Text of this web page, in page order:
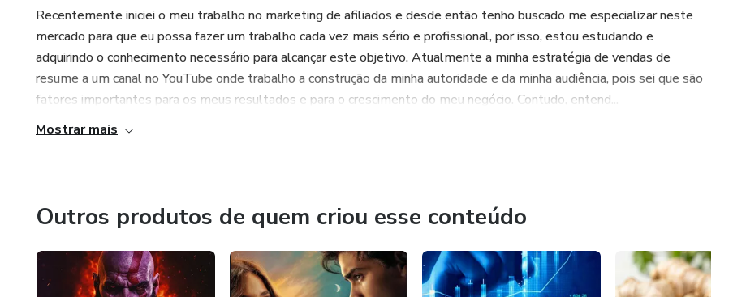
Recentemente iniciei o meu trabalho no marketing de afiliados e desde então tenho buscado me especializar neste
mercado para que eu possa fazer um trabalho cada vez mais sério e profissional, por isso, estou estudando e
adquirindo o conhecimento necessário para alcançar este objetivo. Atualmente a minha estratégia de vendas de
resume a um canal no YouTube onde trabalho a construção da minha autoridade e da minha audiência, pois sei que são
fatores importantes para os meus resultados e para o crescimento do meu negócio. Contudo, entend...
Mostrar mais
Outros produtos de quem criou esse conteúdo